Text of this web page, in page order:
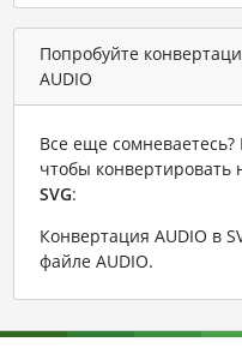
Попробуйте
AUDIO
Все еще
чтобы
SVG:
Конвертация AUDIO в
файле AUDIO.